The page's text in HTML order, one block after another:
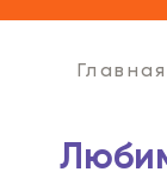
Главная